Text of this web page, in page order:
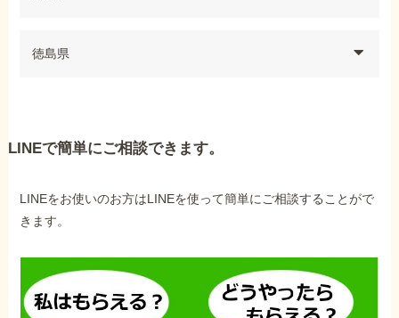
徳島県
LINEで簡単にご相談できます。
LINEをお使いのお方はLINEを使って簡単にご相談することがで
きます。